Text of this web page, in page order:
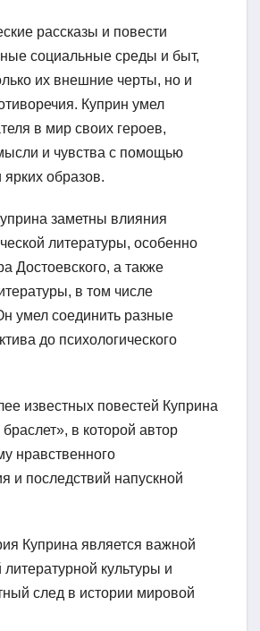
рассказы и повести
социальные среды и быт,
их внешние черты, но и
Куприн умел
в мир своих героев,
и чувства с помощью
образов.
заметны влияния
литературы, особенно
Достоевского, а также
в том числе
умел соединить разные
до психологического
известных повестей Куприна
в которой автор
нравственного
и последствий напускной
Куприна является важной
литературной культуры и
след в истории мировой